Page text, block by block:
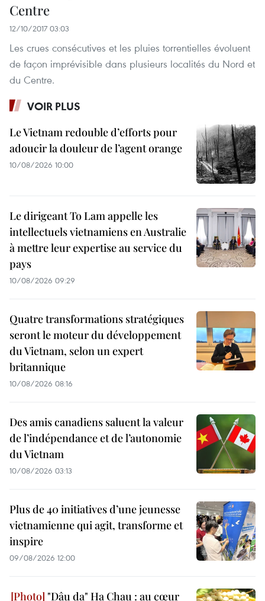
Centre
12/10/2017 03:03
Les crues consécutives et les pluies torrentielles évoluent
de façon imprévisible dans plusieurs localités du Nord et
du Centre.
VOIR PLUS
Le Vietnam redouble d’efforts pour
adoucir la douleur de l’agent orange
10/08/2026 10:00
Le dirigeant To Lam appelle les
intellectuels vietnamiens en Australie
à mettre leur expertise au service du
pays
10/08/2026 09:29
Quatre transformations stratégiques
seront le moteur du développement
du Vietnam, selon un expert
britannique
10/08/2026 08:16
Des amis canadiens saluent la valeur
de l’indépendance et de l’autonomie
du Vietnam
10/08/2026 03:13
Plus de 40 initiatives d’une jeunesse
vietnamienne qui agit, transforme et
inspire
09/08/2026 12:00
"Dâu da" Ha Chau : au cœur